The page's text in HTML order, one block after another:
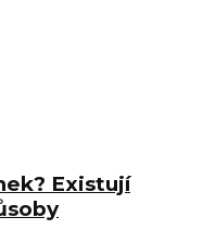
Existují